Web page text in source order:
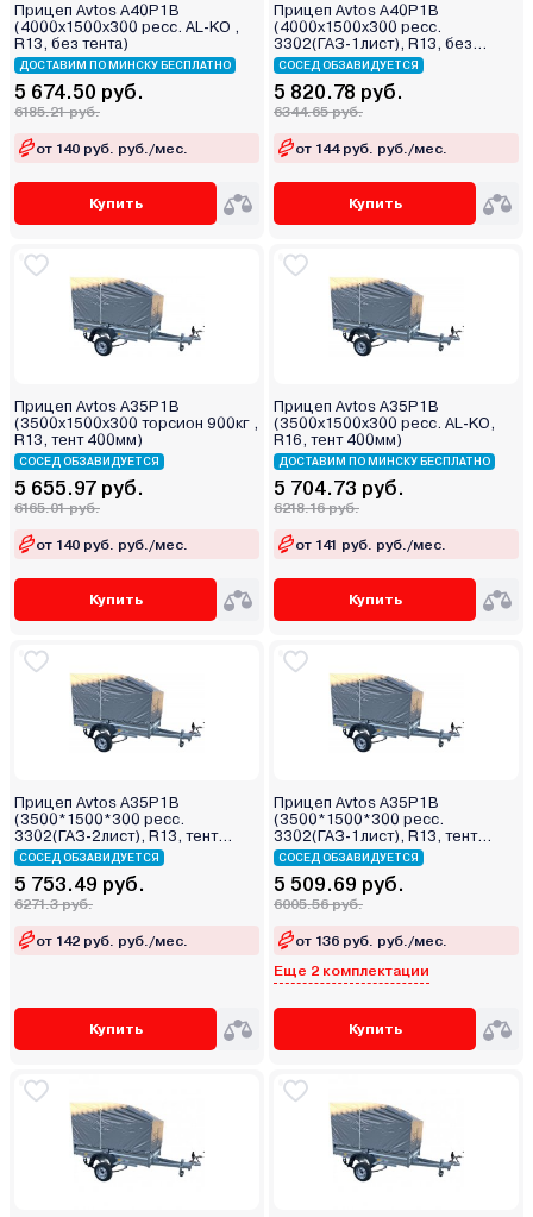
Прицеп Avtos A40P1B
(4000х1500х300 ресс. AL-KO ,
R13, без тента)
ДОСТАВИМ ПО МИНСКУ БЕСПЛАТНО
5 674.50 руб.
6185.21 руб.
от 140 руб. руб./мес.
Купить
Прицеп Avtos A40P1B
(4000х1500х300 ресс.
3302(ГАЗ-1лист), R13, без
тента)
СОСЕД ОБЗАВИДУЕТСЯ
5 820.78 руб.
6344.65 руб.
от 144 руб. руб./мес.
Купить
Прицеп Avtos A35P1B
(3500х1500х300 торсион 900кг ,
R13, тент 400мм)
СОСЕД ОБЗАВИДУЕТСЯ
5 655.97 руб.
6165.01 руб.
от 140 руб. руб./мес.
Купить
Прицеп Avtos A35P1B
(3500х1500х300 ресс. AL-KO,
R16, тент 400мм)
ДОСТАВИМ ПО МИНСКУ БЕСПЛАТНО
5 704.73 руб.
6218.16 руб.
от 141 руб. руб./мес.
Купить
Прицеп Avtos A35P1B
(3500*1500*300 ресс.
3302(ГАЗ-2лист), R13, тент
400мм)
СОСЕД ОБЗАВИДУЕТСЯ
5 753.49 руб.
6271.3 руб.
от 142 руб. руб./мес.
Купить
Прицеп Avtos A35P1B
(3500*1500*300 ресс.
3302(ГАЗ-1лист), R13, тент
400мм)
СОСЕД ОБЗАВИДУЕТСЯ
5 509.69 руб.
6005.56 руб.
от 136 руб. руб./мес.
Еще 2 комплектации
Купить